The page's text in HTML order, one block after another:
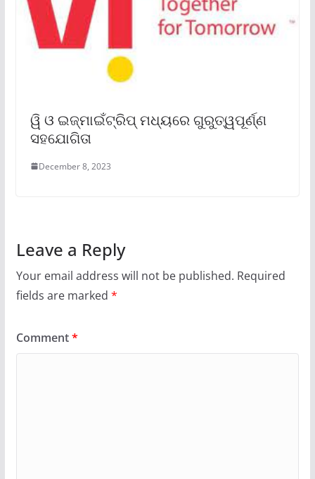
ୱି ଓ ଇଜ୍‌ମାଇଁଟ୍ରିପ୍ ମଧ୍ୟରେ ଗୁରୁତ୍ୱପୂର୍ଣ୍ଣ
ସହଯୋଗିତା
December 8, 2023
Leave a Reply
Your email address will not be published. Required
fields are marked *
Comment*